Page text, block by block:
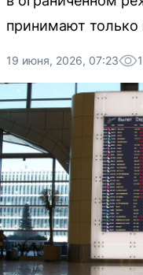
принимают только
19 июня, 2026, 07:23